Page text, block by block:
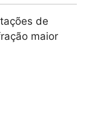
de
maior